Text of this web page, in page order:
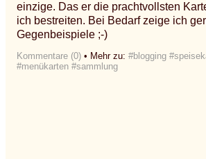
einzige. Das er die prachtvollsten
ich bestreiten. Bei Bedarf zeige ich
Gegenbeispiele ;-)
Kommentare (0) • Mehr zu: #blogging
#menükarten #sammlung